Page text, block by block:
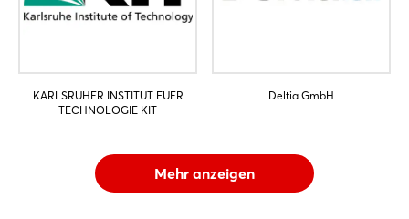
KARLSRUHER INSTITUT FUER
TECHNOLOGIE KIT
Deltia GmbH
Mehr anzeigen